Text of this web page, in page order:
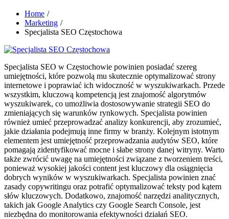
Home
Marketing
Specjalista SEO Częstochowa
Specjalista SEO w Częstochowie powinien posiadać szereg
umiejętności, które pozwolą mu skutecznie optymalizować strony
internetowe i poprawiać ich widoczność w wyszukiwarkach. Przede
wszystkim, kluczową kompetencją jest znajomość algorytmów
wyszukiwarek, co umożliwia dostosowywanie strategii SEO do
zmieniających się warunków rynkowych. Specjalista powinien
również umieć przeprowadzać analizy konkurencji, aby zrozumieć,
jakie działania podejmują inne firmy w branży. Kolejnym istotnym
elementem jest umiejętność przeprowadzania audytów SEO, które
pomagają zidentyfikować mocne i słabe strony danej witryny. Warto
także zwrócić uwagę na umiejętności związane z tworzeniem treści,
ponieważ wysokiej jakości content jest kluczowy dla osiągnięcia
dobrych wyników w wyszukiwarkach. Specjalista powinien znać
zasady copywritingu oraz potrafić optymalizować teksty pod kątem
słów kluczowych. Dodatkowo, znajomość narzędzi analitycznych,
takich jak Google Analytics czy Google Search Console, jest
niezbędna do monitorowania efektywności działań SEO.